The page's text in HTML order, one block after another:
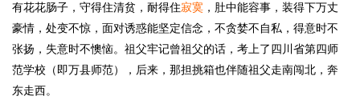
有花花肠子，守得住清贫，耐得住寂寞 ，肚中能容事，装得下万丈
豪情，处变不惊，面对诱惑能坚定信念，不贪婪不自私，得意时不
张扬，失意时不懊恼。祖父牢记曾祖父的话，考上了四川省第四师
范学校（即万县师范），后来，那担挑箱也伴随祖父走南闯北，奔
东走西。